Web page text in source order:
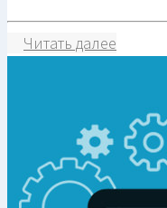
Читать далее